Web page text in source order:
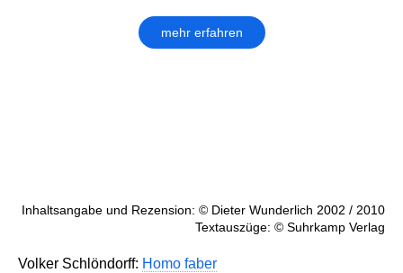
mehr erfahren
Inhaltsangabe und Rezension: © Dieter Wunderlich 2002 / 2010
Textauszüge: © Suhrkamp Verlag
Volker Schlöndorff: Homo faber